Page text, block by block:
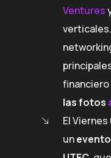
Ventures
financiero
las fotos
El
un